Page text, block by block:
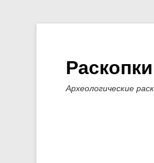
Археологические